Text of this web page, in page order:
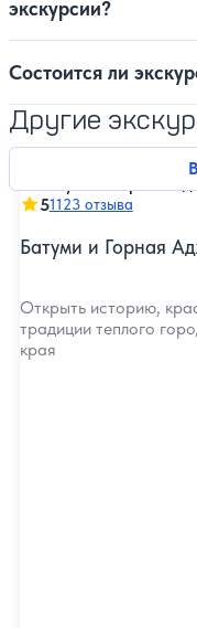
экскурсии?
Состоится ли
Другие
51123 отзыва
Батуми и Горная
Открыть историю,
традиции теплого
края